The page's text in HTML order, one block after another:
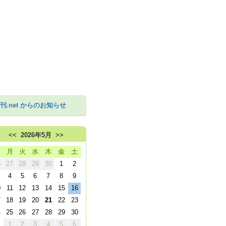
.net からのお知らせ
<< 2026年5月 >>
月 火 水 木 金
土
27 28 29 30 1
2
4 5 6 7 8
9
11 12 13 14 15
16
18 19 20 21 22
23
25 26 27 28 29
30
1 2 3 4 5 6